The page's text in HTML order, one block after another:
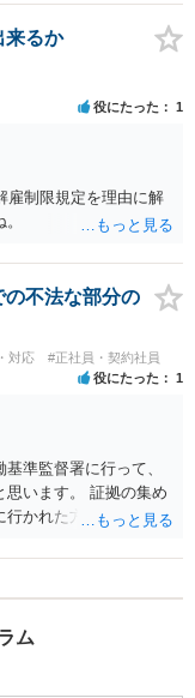
りませんので、ご安心
した場合は、不当解雇
労災の場合は、会社
で、会社の損害賠償
、後遺障害慰謝料、
ます。 また、業務労
故）の場合は、当該
われた分は、損害額か
部分は、会社もしく
もしくは対応を最寄り
。
来るか
役にたった 1
雇制限規定を理由に解
不法な部分の
対応 #正社員・契約社員
役にたった 1
準監督署に行って、
思います。 証拠の集め
行かれた方がよいかと
ム